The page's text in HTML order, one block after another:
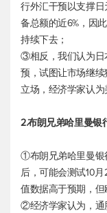
行外汇干预以支撑
备总额的近6%，因
持续下去；
③相反，我们认为日
预，试图让市场继
立场，经济学家认
2.布朗兄弟哈里曼银
①布朗兄弟哈里曼银
后，可能会测试10
值数据高于预期，但
②经济学家认为，通